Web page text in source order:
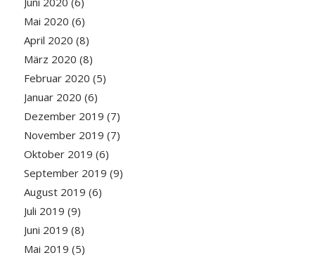
Mai 2020 (6)
April 2020 (8)
März 2020 (8)
Februar 2020 (5)
Januar 2020 (6)
Dezember 2019 (7)
November 2019 (7)
Oktober 2019 (6)
September 2019 (9)
August 2019 (6)
Juli 2019 (9)
Juni 2019 (8)
Mai 2019 (5)